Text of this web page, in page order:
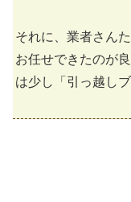
それに、業者さん
お任せできたのが
は少し「引っ越し